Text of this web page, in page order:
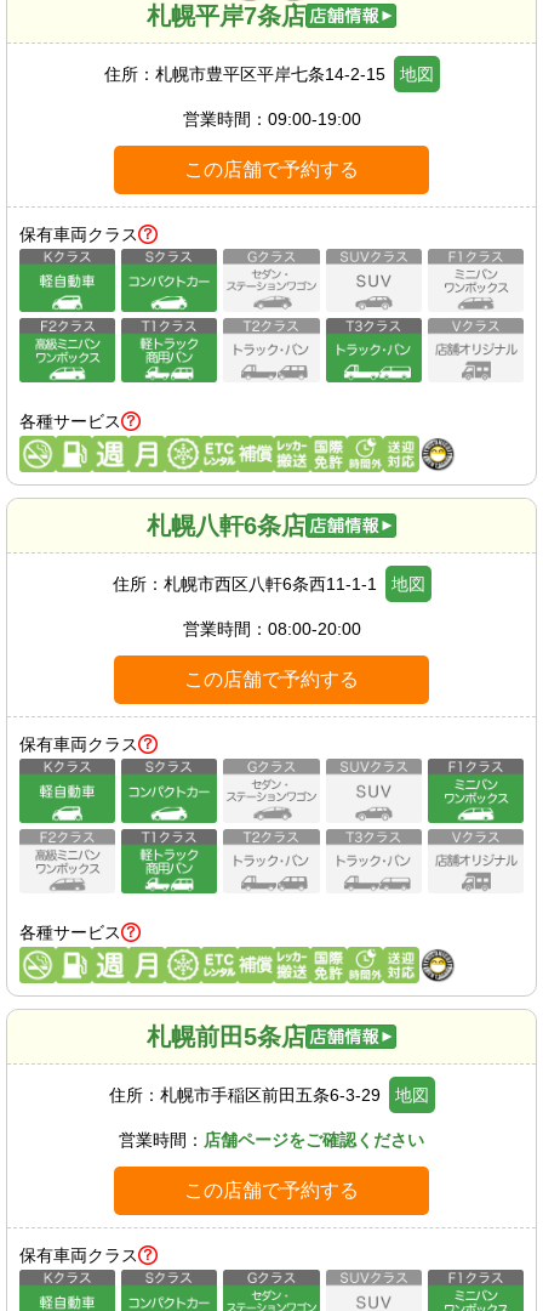
札幌平岸7条店
住所： 札幌市豊平区平岸七条14-2-15 地図
営業時間： 09:00-19:00
この店舗で予約する
保有車両クラス
各種サービス
札幌八軒6条店
住所： 札幌市西区八軒6条西11-1-1 地図
営業時間： 08:00-20:00
この店舗で予約する
保有車両クラス
各種サービス
札幌前田5条店
住所： 札幌市手稲区前田五条6-3-29 地図
営業時間： 店舗ページをご確認ください
この店舗で予約する
保有車両クラス